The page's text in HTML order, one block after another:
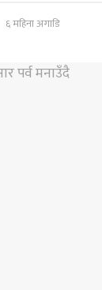
६ महिना अगाडि